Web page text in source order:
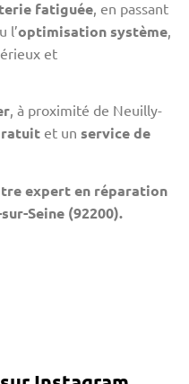
fatiguée, en passant
l’optimisation système,
et
, à proximité de Neuilly-
et un service de
expert en réparation
Seine (92200).